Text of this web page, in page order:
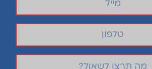
כובע לתינוק
35.00
₪
קוד המוצר: 1057